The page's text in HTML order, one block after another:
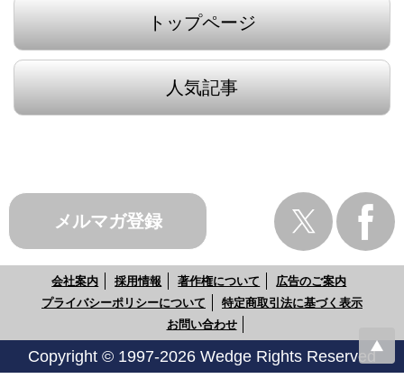
トップページ
人気記事
メルマガ登録
会社案内 採用情報 著作権について
広告のご案内
プライバシーポリシーについて
特定商取引法に基づく表示
お問い合わせ
Copyright © 1997-2026 Wedge Rights Reserved